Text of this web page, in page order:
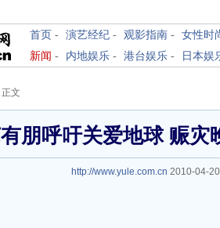
首页 - 演艺经纪 - 观影指南 - 女性时
新闻 - 内地娱乐 - 港台娱乐 - 日本娱
文
朋呼吁关爱地球 赈灾
http://www.yule.com.cn 2010-04-